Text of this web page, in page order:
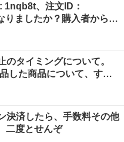
1nqb8t、注文ID：
りましたか？購入者から評
たが全く返信がありませ
るんですか？
タイミングについて。
した商品について、すぐ
ボタンを押してしまいま
補日を複数提示したので
ます。 また、約10日前に
すが、未読のままです。
決済したら、手数料その他
二度とせんぞ